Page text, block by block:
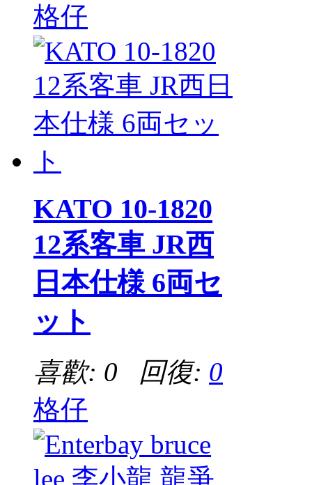
格仔
KATO 10-1820
12系客車 JR西
日本仕様 6両セ
ット
喜歡: 0 回復: 0
格仔